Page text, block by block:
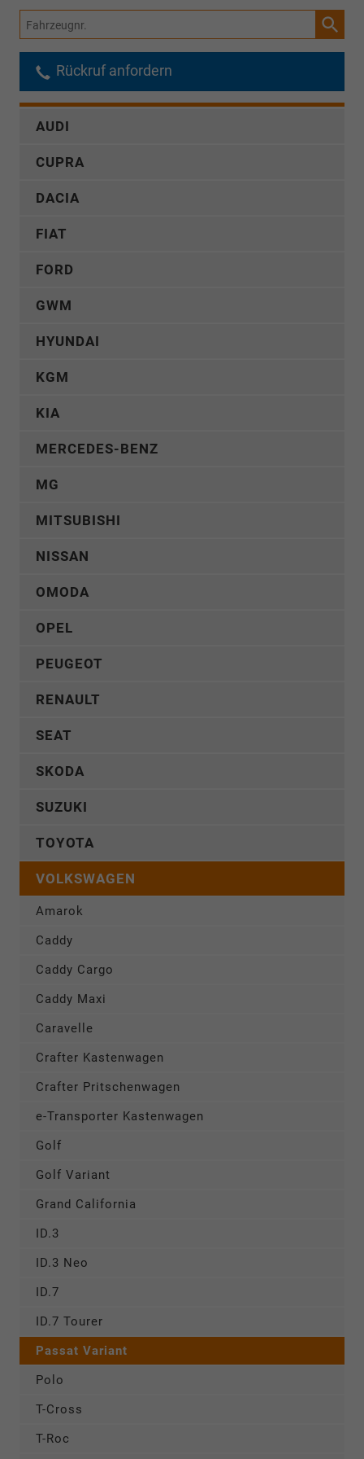
Fahrzeugnr.
Rückruf anfordern
AUDI
CUPRA
DACIA
FIAT
FORD
GWM
HYUNDAI
KGM
KIA
MERCEDES-BENZ
MG
MITSUBISHI
NISSAN
OMODA
OPEL
PEUGEOT
RENAULT
SEAT
SKODA
SUZUKI
TOYOTA
VOLKSWAGEN
Amarok
Caddy
Caddy Cargo
Caddy Maxi
Caravelle
Crafter Kastenwagen
Crafter Pritschenwagen
e-Transporter Kastenwagen
Golf
Golf Variant
Grand California
ID.3
ID.3 Neo
ID.7
ID.7 Tourer
Passat Variant
Polo
T-Cross
T-Roc